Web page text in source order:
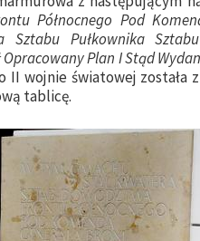
Północnego Pod
Sztabu Pułkownika
Plan I Stąd
II wojnie światowej została
tablicę.